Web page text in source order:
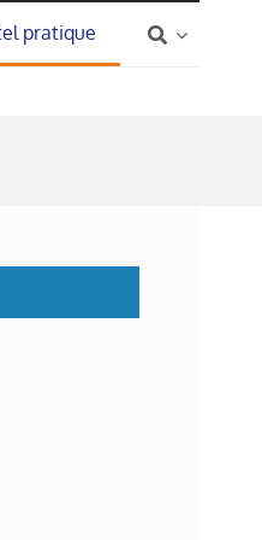
pratique